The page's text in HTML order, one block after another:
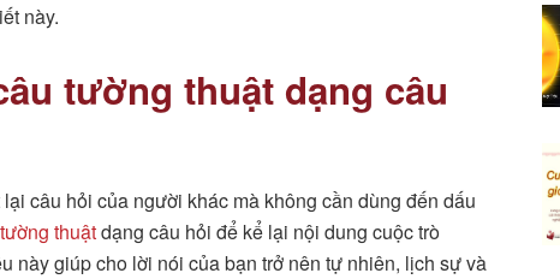
này.
tường thuật dạng câu
câu hỏi của người khác mà không cần dùng đến dấu
thuật​dạng câu hỏi để kể lại nội dung cuộc trò
này giúp cho lời nói của bạn trở nên tự nhiên, lịch sự và